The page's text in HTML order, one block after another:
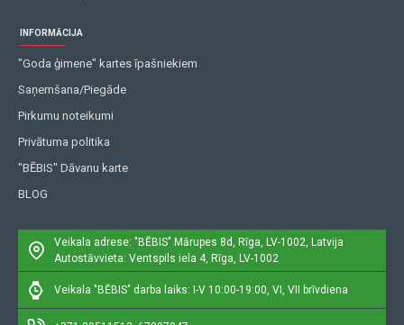
INFORMĀCIJA
"Goda ģimene" kartes īpašniekiem
Saņemšana/Piegāde
Pirkumu noteikumi
Privātuma politika
"BĒBIS" Dāvanu karte
BLOG
Veikala adrese: "BĒBIS" Mārupes 8d, Rīga, LV-1002, Latvija
Autostāvvieta: Ventspils iela 4, Rīga, LV-1002
Veikala "BĒBIS" darba laiks: I-V 10:00-19:00, VI, VII brīvdiena